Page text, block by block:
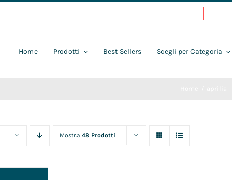
Home Prodotti Best Sellers Scegli per Categoria
Mostra48 Prodotti